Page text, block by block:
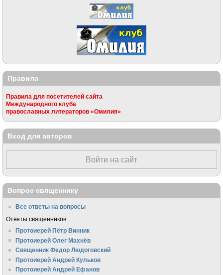
Правила
Правила для посетителей сайта
Международного клуба
православных литераторов «Омилия»
Вход для авторов
Войти на сайт
Вопрос священнику
Все ответы на вопросы
Ответы священников:
Протоиерей Пётр Винник
Протоиерей Олег Махнёв
Священник Федор Людоговский
Протоиерей Андрей Кульков
Протоиерей Андрей Ефанов